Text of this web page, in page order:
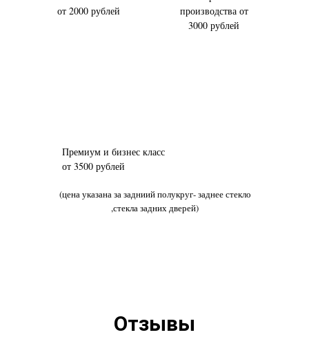
от 2000 рублей
производства от
3000 рублей
Премиум и бизнес класс
от 3500 рублей
(цена указана за задниий полукруг- заднее стекло
,стекла задних дверей)
Отзывы